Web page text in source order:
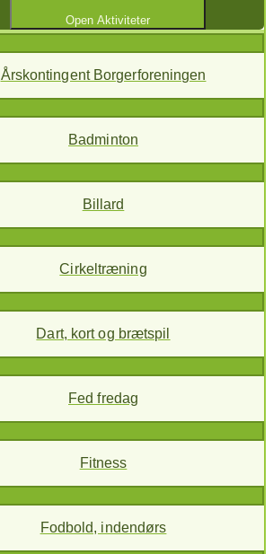
Open Aktiviteter
Årskontingent Borgerforeningen
Badminton
Billard
Cirkeltræning
Dart, kort og brætspil
Fed fredag
Fitness
Fodbold, indendørs